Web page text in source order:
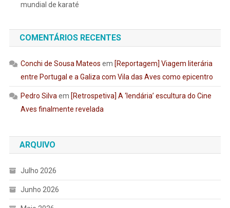
mundial de karaté
COMENTÁRIOS RECENTES
Conchi de Sousa Mateos em [Reportagem] Viagem literária
entre Portugal e a Galiza com Vila das Aves como epicentro
Pedro Silvaem [Retrospetiva] A ‘lendária’ escultura do Cine
Aves finalmente revelada
ARQUIVO
Julho 2026
Junho 2026